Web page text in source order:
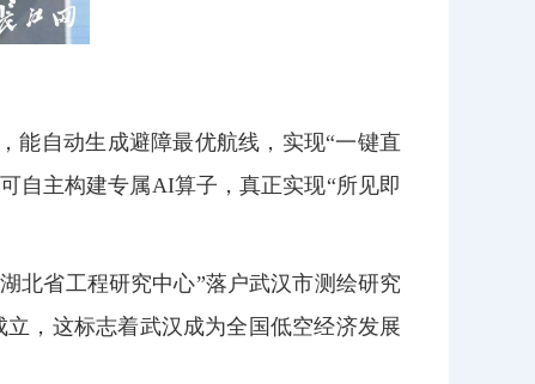
能自动生成避障最优航线，实现“一键直
自主构建专属AI算子，真正实现“所见即
北省工程研究中心”落户武汉市测绘研究
，这标志着武汉成为全国低空经济发展